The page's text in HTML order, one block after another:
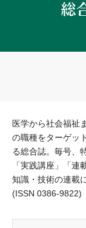
医学から社会福祉
の職種をターゲッ
る総合誌。毎号、
「実践講座」「
知識・技術の連載
(ISSN 0386-9822)